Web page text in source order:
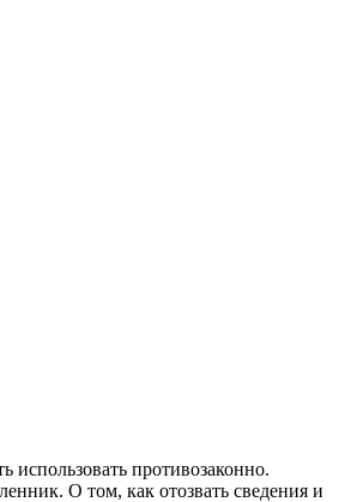
противозаконно.
О том, как отозвать сведения и